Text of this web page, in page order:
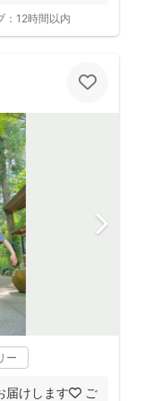
12時間以内
ー
届けします🧡 ご